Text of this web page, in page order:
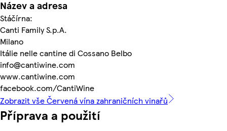
Název a adresa
Stáčírna:
Canti Family S.p.A.
Milano
Itálie nelle cantine di Cossano Belbo
info@cantiwine.com
www.cantiwine.com
facebook.com/CantiWine
Zobrazit vše Červená vína zahraničních vinařů
Příprava a použití